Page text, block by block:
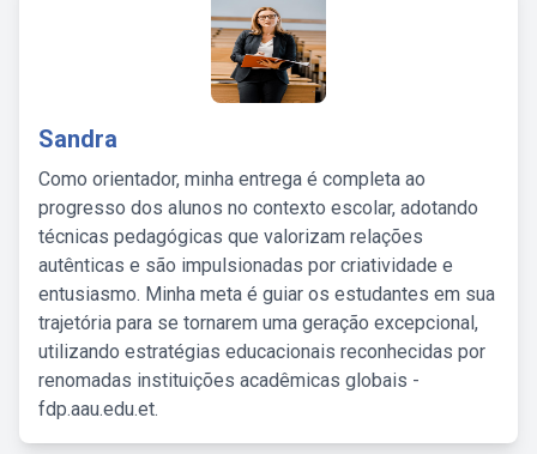
Sandra
Como orientador, minha entrega é completa ao
progresso dos alunos no contexto escolar, adotando
técnicas pedagógicas que valorizam relações
autênticas e são impulsionadas por criatividade e
entusiasmo. Minha meta é guiar os estudantes em sua
trajetória para se tornarem uma geração excepcional,
utilizando estratégias educacionais reconhecidas por
renomadas instituições acadêmicas globais -
fdp.aau.edu.et.